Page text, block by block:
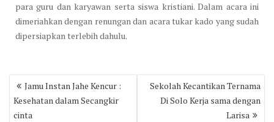
para guru dan karyawan serta siswa kristiani. Dalam acara ini
dimeriahkan dengan renungan dan acara tukar kado yang sudah
dipersiapkan terlebih dahulu.
Post
navigation
Jamu Instan Jahe Kencur :
Kesehatan dalam Secangkir
cinta
Sekolah Kecantikan Ternama
Di Solo Kerja sama dengan
Larisa